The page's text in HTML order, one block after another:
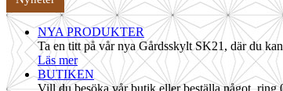
NYA PRODUKTER
Ta en titt på vår nya Gårdsskylt SK21, där du
Läs mer
BUTIKEN
Vill du besöka vår butik eller beställa något,